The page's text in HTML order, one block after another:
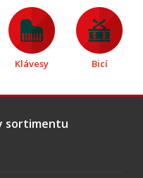
Klávesy Bicí
sortimentu